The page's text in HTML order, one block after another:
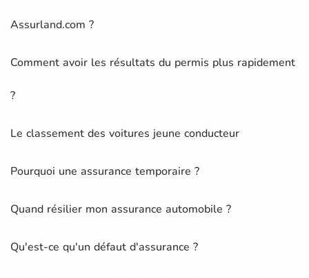
Assurland.com ?
Comment avoir les résultats du permis plus rapidement
?
Le classement des voitures jeune conducteur
Pourquoi une assurance temporaire ?
Quand résilier mon assurance automobile ?
Qu'est-ce qu'un défaut d'assurance ?